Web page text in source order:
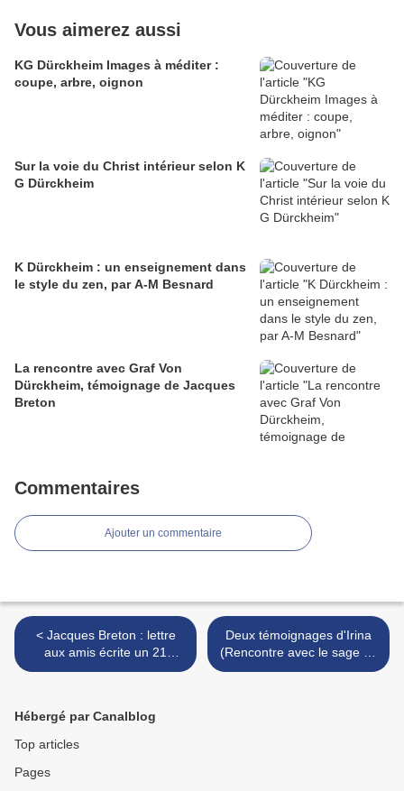
Vous aimerez aussi
KG Dürckheim Images à méditer :
coupe, arbre, oignon
Sur la voie du Christ intérieur selon K
G Dürckheim
K Dürckheim : un enseignement dans
le style du zen, par A-M Besnard
La rencontre avec Graf Von
Dürckheim, témoignage de Jacques
Breton
Commentaires
Ajouter un commentaire
< Jacques Breton : lettre
aux amis écrite un 21
décembre souhaitant que
Deux témoignages d'Irina
(Rencontre avec le sage de
la Forêt Noire ;
Hébergé par Canalblog
Top articles
Pages